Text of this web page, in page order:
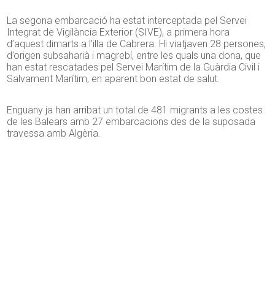
La segona embarcació ha estat interceptada pel Servei
Integrat de Vigilància Exterior (SIVE), a primera hora
d’aquest dimarts a l’illa de Cabrera. Hi viatjaven 28 persones,
d’origen subsaharià i magrebí, entre les quals una dona, que
han estat rescatades pel Servei Marítim de la Guàrdia Civil i
Salvament Marítim, en aparent bon estat de salut.
Enguany ja han arribat un total de 481 migrants a les costes
de les Balears amb 27 embarcacions des de la suposada
travessa amb Algèria.